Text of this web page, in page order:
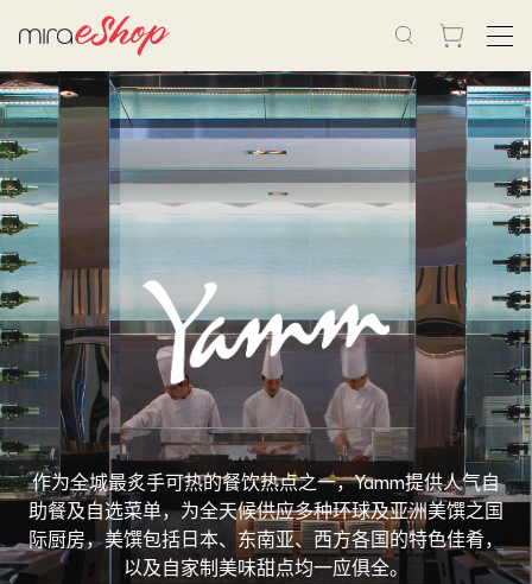
作为全城最炙手可热的餐饮热点之一，Yamm提供人气自
助餐及自选菜单，为全天候供应多种环球及亚洲美馔之国
际厨房，美馔包括日本、东南亚、西方各国的特色佳肴，
以及自家制美味甜点均一应俱全。